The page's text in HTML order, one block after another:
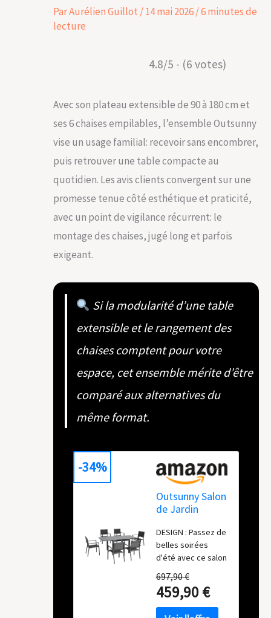
ParAurélien Guillot /14 mai 2026/6 minutes de
lecture
4.8/5 - (6 votes)
Avec son plateau extensible de 90 à 180 cm et
ses 6 chaises empilables, l’ensemble Outsunny
vise un usage familial: recevoir sans encombrer,
puis retrouver une table compacte au
quotidien. Les avis clients convergent sur une
promesse tenue côté esthétique et praticité,
avec un point de vigilance récurrent: le
montage des chaises, jugé long et parfois
exigeant.
Si la modularité d’une table
extensible et le rangement des
chaises comptent pour votre
espace, cet ensemble mérite d’être
comparé aux alternatives du
même format.
Outsunny Salon
de Jardin
Aluminium et
textilène Table
Extensible 90 à
180 cm 6
chaises
empilables - 6
Personnes -
DESIGN : Passez de
belles soirées
d'été avec ce salon
en aluminium et
textilène aux
courbes légères et
697,90 €
459,90 €
-34%